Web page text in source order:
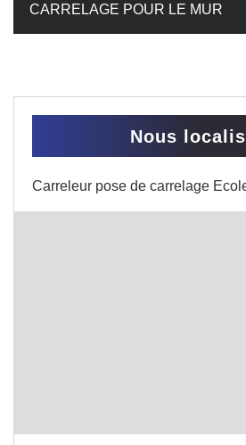
CARRELAGE POUR LE MUR
Nous
Carreleur pose de carrelage